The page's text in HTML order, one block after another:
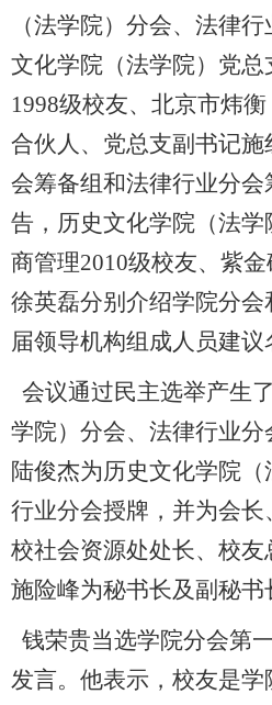
（法学院）分会、法律
文化学院（法学院）党
1998级校友、北京市炜
合伙人、党总支副书记
会筹备组和法律行业分
告，历史文化学院（法
商管理2010级校友、紫
徐英磊分别介绍学院分
届领导机构组成人员建议
会议通过民主选举产生
学院）分会、法律行业分
陆俊杰为历史文化学院
行业分会授牌，并为会长
校社会资源处处长、校
施险峰为秘书长及副秘书
钱荣贵当选学院分会第
发言。他表示，校友是